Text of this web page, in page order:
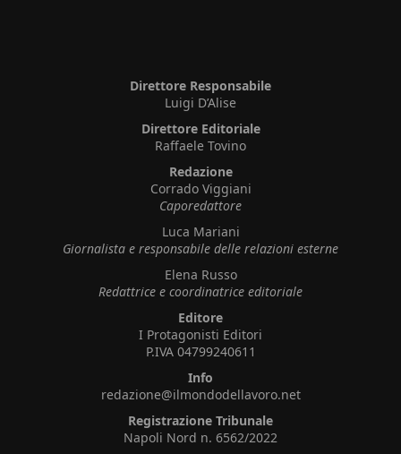
Direttore Responsabile
Luigi D’Alise
Direttore Editoriale
Raffaele Tovino
Redazione
Corrado Viggiani
Caporedattore
Luca Mariani
Giornalista e responsabile delle relazioni esterne
Elena Russo
Redattrice e coordinatrice editoriale
Editore
I Protagonisti Editori
P.IVA 04799240611
Info
redazione@ilmondodellavoro.net
Registrazione Tribunale
Napoli Nord n. 6562/2022